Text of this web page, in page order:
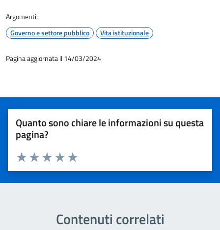
Argomenti:
Governo e settore pubblico
Vita istituzionale
Pagina aggiornata il 14/03/2024
Quanto sono chiare le informazioni su questa
pagina?
Valuta 5 stelle su 5
Valuta 4 stelle su 5
Valuta 3 stelle su 5
Valuta 2 stelle su 5
Valuta 1 stelle su 5
Contenuti correlati